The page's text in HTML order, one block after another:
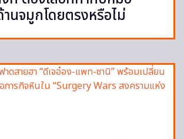
านจมูกโดยตรงหรือไม่